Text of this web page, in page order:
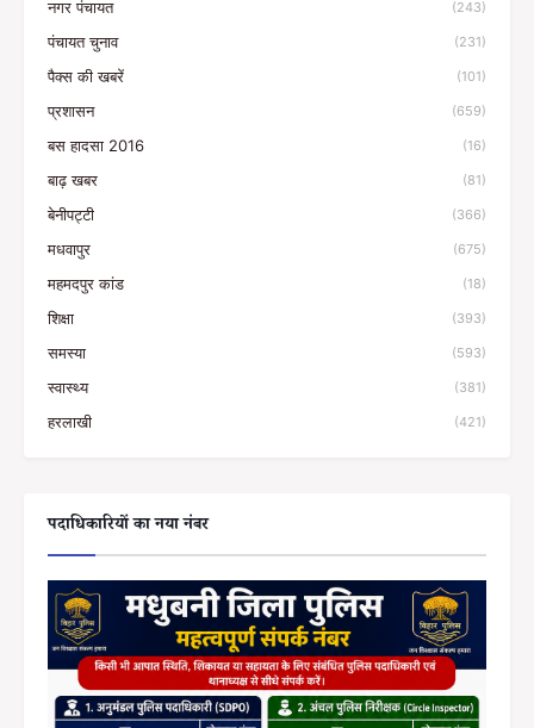
नगर पंचायत (243)
पंचायत चुनाव (231)
पैक्स की खबरें (101)
प्रशासन (659)
बस हादसा 2016 (16)
बाढ़ खबर (81)
बेनीपट्टी (366)
मधवापुर (675)
महमदपुर कांड (18)
शिक्षा (393)
समस्या (593)
स्वास्थ्य (381)
हरलाखी (421)
पदाधिकारियों का नया नंबर